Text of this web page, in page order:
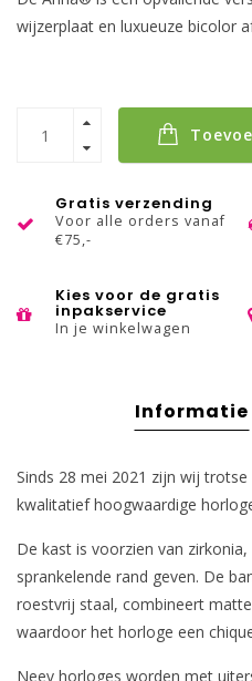
wijzerplaat en luxueuze bicolor
Gratis verzending
Voor alle orders vanaf
€75,-
Kies voor de gratis
inpakservice
In je winkelwagen
Informatie
Sinds 28 mei 2021 zijn wij
kwalitatief hoogwaardige
De kast is voorzien van
sprankelende rand geven. De
roestvrij staal, combineert
waardoor het horloge een
Neev horloges worden met